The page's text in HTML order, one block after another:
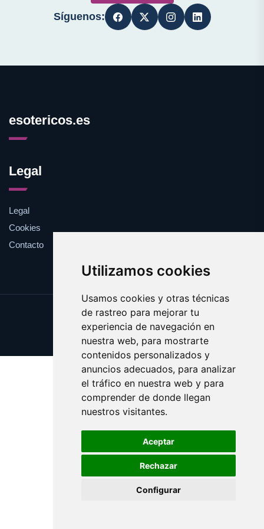
Utilizamos cookies
Usamos cookies y otras técnicas
de rastreo para mejorar tu
experiencia de navegación en
nuestra web, para mostrarte
contenidos personalizados y
anuncios adecuados, para analizar
el tráfico en nuestra web y para
comprender de donde llegan
nuestros visitantes.
Aceptar
Rechazar
Configurar
Síguenos:
esotericos.es
Legal
Legal
Cookies
Contacto
Update cookies preferences
Copyright © 2025 esotericos.es